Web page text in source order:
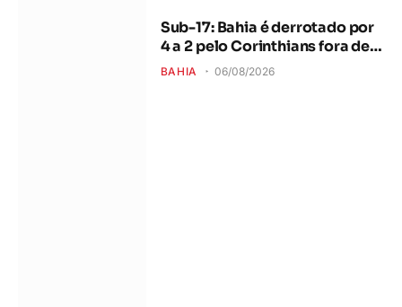
Sub-17: Bahia é derrotado por
4 a 2 pelo Corinthians fora de
casa
BAHIA 06/08/2026